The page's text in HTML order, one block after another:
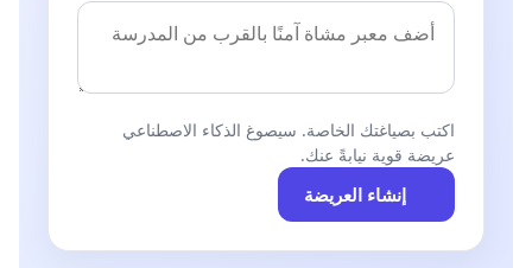
اكتب بصياغتك الخاصة. سيصوغ الذكاء الاصطناعي
عريضة قوية نيابةً عنك.
إنشاء العريضة